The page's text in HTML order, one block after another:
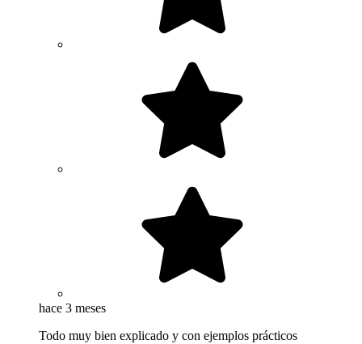
hace 3 meses
Todo muy bien explicado y con ejemplos prácticos